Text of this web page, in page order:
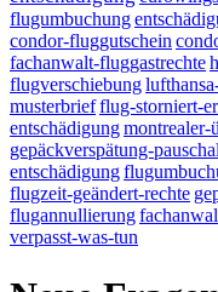
flugumbuchung
condor-fluggutschein
fachanwalt-fluggastrechte
flugverschiebung
musterbriefflug-storniert-
entschädigungmontrealer-
gepäckverspätung-
entschädigung
flugzeit-geändert-rechte
flugannullierung
verpasst-was-tun